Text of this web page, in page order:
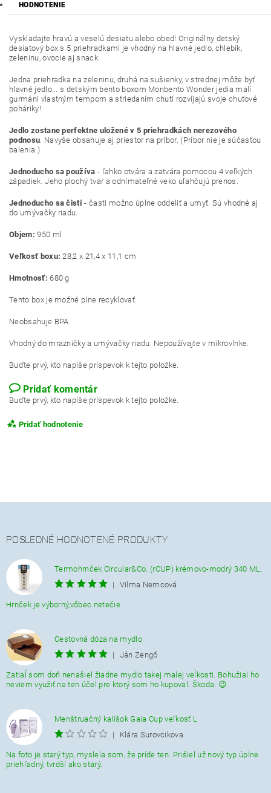
HODNOTENIE
Vyskladajte hravú a veselú desiatu alebo obed! Originálny detský
desiatový box s 5 priehradkami je vhodný na hlavné jedlo, chlebík,
zeleninu, ovocie aj snack.
Jedna priehradka na zeleninu, druhá na sušienky, v strednej môže byť
hlavné jedlo... s detským bento boxom Monbento Wonder jedia malí
gurmáni vlastným tempom a striedaním chutí rozvíjajú svoje chuťové
poháriky!
Jedlo zostane perfektne uložené v 5 priehradkách nerezového
podnosu. Navyše obsahuje aj priestor na príbor. (Príbor nie je súčasťou
balenia.)
Jednoducho sa používa - ľahko otvára a zatvára pomocou 4 veľkých
západiek. Jeho plochý tvar a odnímateľné veko uľahčujú prenos.
Jednoducho sa čistí - časti možno úplne oddeliť a umyť. Sú vhodné aj
do umývačky riadu.
Objem: 950 ml
Veľkosť boxu: 28,2 x 21,4 x 11,1 cm
Hmotnosť: 680 g
Tento box je možné plne recyklovať.
Neobsahuje BPA.
Vhodný do mrazničky a umývačky riadu. Nepoužívajte v mikrovlnke.
Buďte prvý, kto napíše príspevok k tejto položke.
Pridať komentár
Buďte prvý, kto napíše príspevok k tejto položke.
Pridať hodnotenie
POSLEDNÉ HODNOTENÉ PRODUKTY
Termohrnček Circular&Co. (rCUP) krémovo-modrý 340 ML.
|
Vilma Nemcová
Hrnček je výborný,vôbec netečie
Cestovná dóza na mydlo
|
Ján Zengő
Zatiaĺ som doň nenašiel žiadne mydlo takej malej veĺkosti. Bohužial ho
neviem využiť na ten účel pre ktorý som ho kupoval. Škoda. 😉
Menštruačný kalíšok Gaia Cup veľkosť L
|
Klára Surovcikova
Na foto je starý typ, myslela som, že príde ten. Prišiel už nový typ úplne
priehľadný, tvrdší ako starý.